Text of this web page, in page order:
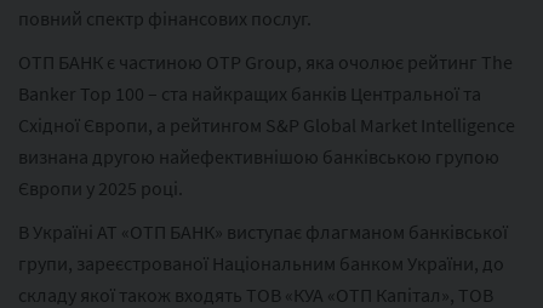
повний спектр фінансових послуг.
ОТП БАНК є частиною ОТР Group, яка очолює рейтинг The
Banker Top 100 – ста найкращих банків Центральної та
Східної Європи, а рейтингом S&P Global Market Intelligence
визнана другою найефективнішою банківською групою
Європи у 2025 році.
В Україні АТ «ОТП БАНК» виступає флагманом банківської
групи, зареєстрованої Національним банком України, до
складу якої також входять ТОВ «КУА «ОТП Капітал», ТОВ